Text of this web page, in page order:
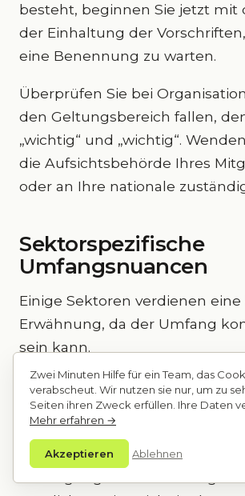
besteht, beginnen Sie jetzt mit
der Einhaltung der
eine Benennung zu warten.
Überprüfen Sie bei
den Geltungsbereich fallen,
„wichtig“ und „wichtig“.
die Aufsichtsbehörde Ihres
oder an Ihre nationale
Sektorspezifische
Umfangsnuancen
Einige Sektoren verdienen
Erwähnung, da der Umfang
sein kann.
Energie: NIS2 deckt Elektrizität,
Fernwärme/-kühlung und
Die Teilsektoren variieren
Mikronetzbetreiber, der die
Zwei Minuten Hilfe für ein Team, das
verabscheut. Wir nutzen sie nur, um zu
Seiten ihren Zweck erfüllen. Ihre Daten
Mehr erfahren →
Akzeptieren Ablehnen